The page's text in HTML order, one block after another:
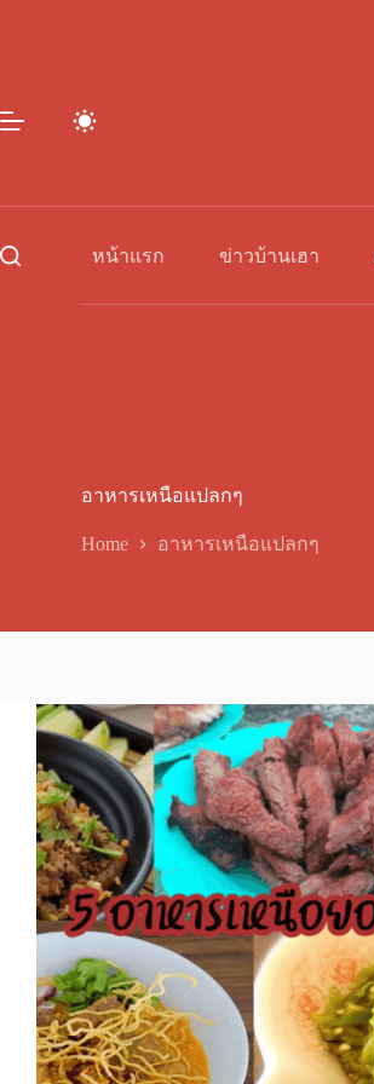
หน้าแรก ข่าวบ้านเฮา
อาหารเหนือแปลกๆ
Home อาหารเหนือแปลกๆ